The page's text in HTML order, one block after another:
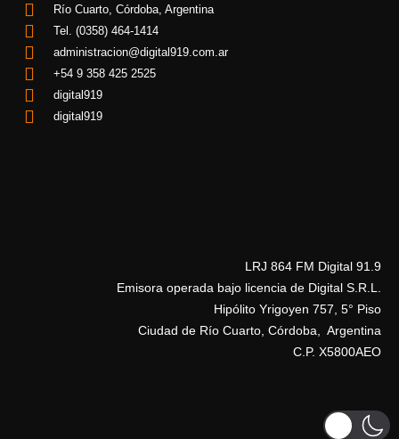
Río Cuarto, Córdoba, Argentina
Tel. (0358) 464-1414
administracion@digital919.com.ar
+54 9 358 425 2525
digital919
digital919
LRJ 864 FM Digital 91.9
Emisora operada bajo licencia de Digital S.R.L.
Hipólito Yrigoyen 757, 5° Piso
Ciudad de Río Cuarto, Córdoba, Argentina
C.P. X5800AEO